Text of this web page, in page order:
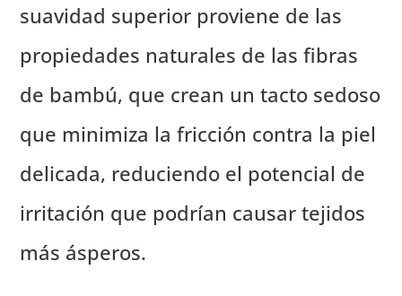
suavidad superior proviene de las
propiedades naturales de las fibras
de bambú, que crean un tacto sedoso
que minimiza la fricción contra la piel
delicada, reduciendo el potencial de
irritación que podrían causar tejidos
más ásperos.